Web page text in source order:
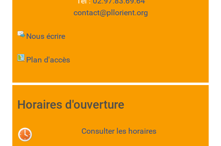
contact@pllorient.org
Nous écrire
Plan d'accès
Horaires d'ouverture
Consulter les horaires